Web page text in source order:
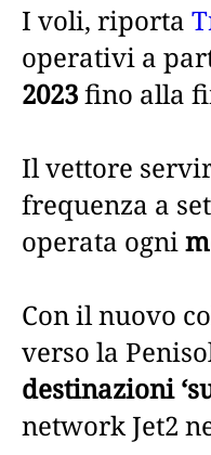
I voli, riporta
operativi a
2023fino alla
Il vettore
frequenza a
operata ogni
Con il nuovo
verso la
destinazioni
network Jet2